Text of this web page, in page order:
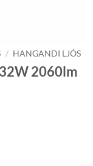
/ HANGANDI LJÓS
2060lm